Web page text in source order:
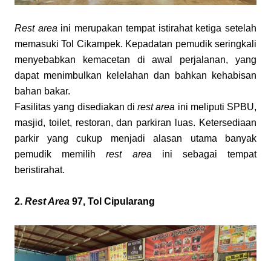
Rest area ini merupakan tempat istirahat ketiga setelah
memasuki Tol Cikampek. Kepadatan pemudik seringkali
menyebabkan kemacetan di awal perjalanan, yang
dapat menimbulkan kelelahan dan bahkan kehabisan
bahan bakar.
Fasilitas yang disediakan di rest area ini meliputi SPBU,
masjid, toilet, restoran, dan parkiran luas. Ketersediaan
parkir yang cukup menjadi alasan utama banyak
pemudik memilih rest area ini sebagai tempat
beristirahat.
2. Rest Area 97, Tol Cipularang